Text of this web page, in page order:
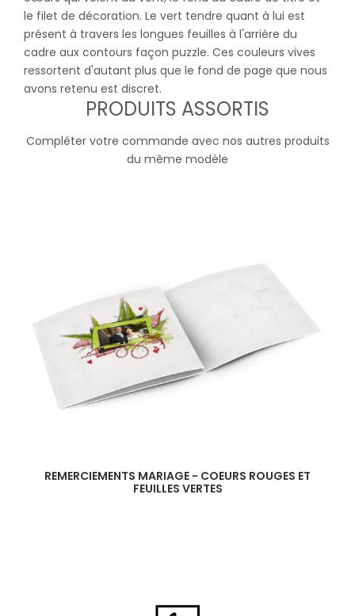
le filet de décoration. Le vert tendre quant à lui est
présent à travers les longues feuilles à l'arrière du
cadre aux contours façon puzzle. Ces couleurs vives
ressortent d'autant plus que le fond de page que nous
avons retenu est discret.
PRODUITS ASSORTIS
Compléter votre commande avec nos autres produits
du même modèle
REMERCIEMENTS MARIAGE - COEURS ROUGES ET
FEUILLES VERTES